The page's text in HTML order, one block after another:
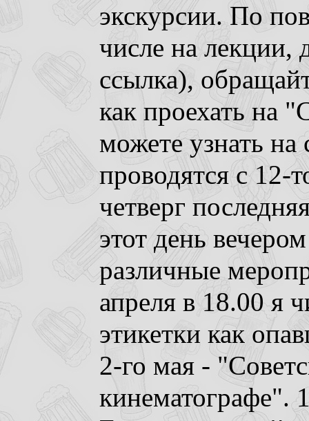
экскурсии. По
числе на лекции,
ссылка),
как проехать на
можете узнать
проводятся с 12-
четверг
этот день
различные
апреля в 18.00 я
этикетки как
2-го мая -
кинематографе".